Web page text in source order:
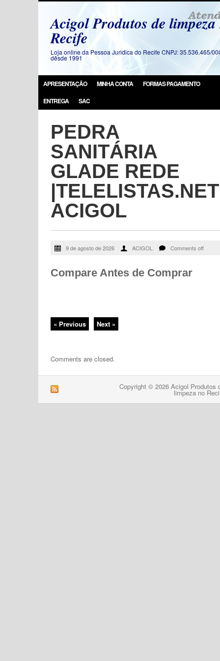
Acigol Produtos de
Recife
Loja online da Pessoa Juridica do Recife CNPJ: 35.536.465/
dêsde 1991
APRESENTAÇÃO MINHA CONTA
FORMAS PAGAMENTO
ENTREGA
SAC
PEDRA
SANITÁRIA
GLADE REDE
ACIGOL
9 de agosto de 2026 ACIGOL Comments off
Compare Antes de Comprar
« Previous Next »
Comments are closed.
Copyright © 2026 Acigol Produtos
limpeza no